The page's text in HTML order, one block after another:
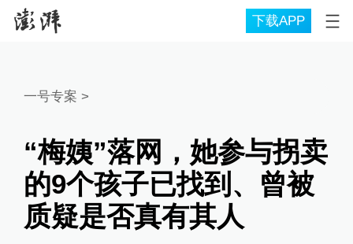
下载APP
一号专案 >
“梅姨”落网，她参与拐卖
的9个孩子已找到、曾被
质疑是否真有其人